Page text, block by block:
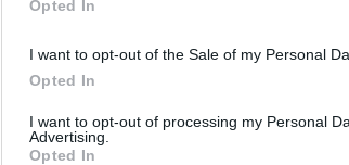
Opted In
I want to opt-out of the Sale of my Personal
Opted In
I want to opt-out of processing my Personal
Advertising.
Opted In